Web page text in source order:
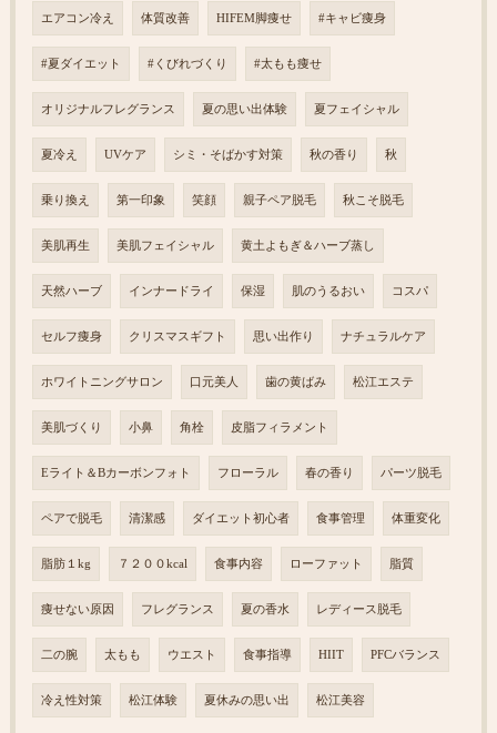
エアコン冷え 体質改善 HIFEM脚痩せ #キャビ痩身
#夏ダイエット #くびれづくり #太もも痩せ
オリジナルフレグランス 夏の思い出体験 夏フェイシャル
夏冷え UVケア シミ・そばかす対策 秋の香り 秋
乗り換え 第一印象 笑顔 親子ペア脱毛 秋こそ脱毛
美肌再生 美肌フェイシャル 黄土よもぎ＆ハーブ蒸し
天然ハーブ インナードライ 保湿 肌のうるおい コスパ
セルフ痩身 クリスマスギフト 思い出作り ナチュラルケア
ホワイトニングサロン 口元美人 歯の黄ばみ 松江エステ
美肌づくり 小鼻 角栓 皮脂フィラメント
Eライト＆Bカーボンフォト フローラル 春の香り パーツ脱毛
ペアで脱毛 清潔感 ダイエット初心者 食事管理 体重変化
脂肪１kg ７２００kcal 食事内容 ローファット 脂質
痩せない原因 フレグランス 夏の香水 レディース脱毛
二の腕 太もも ウエスト 食事指導 HIIT PFCバランス
冷え性対策 松江体験 夏休みの思い出 松江美容